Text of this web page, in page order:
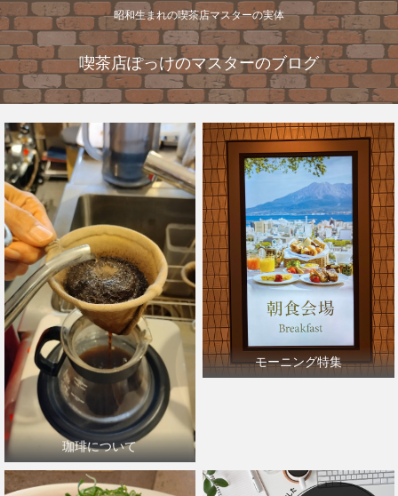
昭和生まれの喫茶店マスターの実体
喫茶店ぽっけのマスターのブログ
珈琲について
モーニング特集